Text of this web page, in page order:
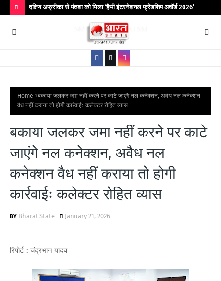
O
दक्षिण अफ्रीका से मंतशा को मिला ‘हैप्पी इंटरनेशनल फ्रेंडशिप अवॉर्ड 2026’
Home
बकाया जलकर जमा नहीं करने पर काटे जाएंगे नल कनेक्शन, अवैध नल कनेक्शन
वैध नहीं कराया तो होगी कार्रवाईः कलेक्टर रोहित व्यास
बकाया जलकर जमा नहीं करने पर काटे
जाएंगे नल कनेक्शन, अवैध नल
कनेक्शन वैध नहीं कराया तो होगी
कार्रवाईः कलेक्टर रोहित व्यास
Bharat State January 21, 2026
रिपोर्ट : चंद्रभान यादव